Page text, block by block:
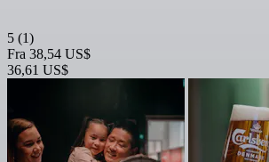
5 (1)
Fra 38,54 US$
36,61 US$